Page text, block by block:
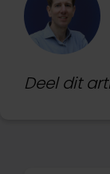
Deel dit